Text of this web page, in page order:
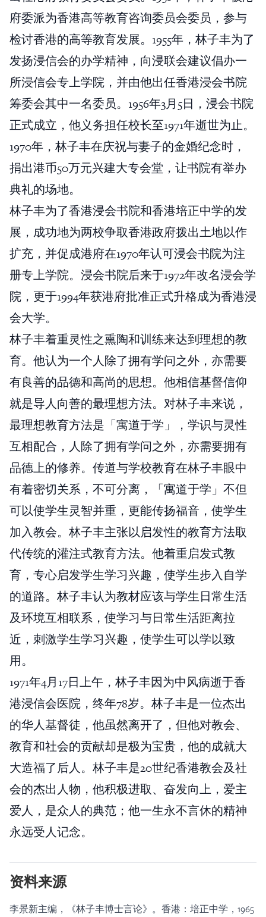
府委派为香港高等教育咨询委员会委员，参与
检讨香港的高等教育发展。1955年，林子丰为了
发扬浸信会的办学精神，向浸联会建议倡办一
所浸信会专上学院，并由他出任香港浸会书院
筹委会其中一名委员。1956年3月5日，浸会书院
正式成立，他义务担任校长至1971年逝世为止。
1970年，林子丰在庆祝与妻子的金婚纪念时，
捐出港币50万元兴建大专会堂，让书院有举办
典礼的场地。
林子丰为了香港浸会书院和香港培正中学的发
展，成功地为两校争取香港政府拨出土地以作
扩充，并促成港府在1970年认可浸会书院为注
册专上学院。浸会书院后来于1972年改名浸会学
院，更于1994年获港府批准正式升格成为香港浸
会大学。
林子丰着重灵性之熏陶和训练来达到理想的教
育。他认为一个人除了拥有学问之外，亦需要
有良善的品德和高尚的思想。他相信基督信仰
就是导人向善的最理想方法。对林子丰来说，
最理想教育方法是「寓道于学」，学识与灵性
互相配合，人除了拥有学问之外，亦需要拥有
品德上的修养。传道与学校教育在林子丰眼中
有着密切关系，不可分离，「寓道于学」不但
可以使学生灵智并重，更能传扬福音，使学生
加入教会。林子丰主张以启发性的教育方法取
代传统的灌注式教育方法。他着重启发式教
育，专心启发学生学习兴趣，使学生步入自学
的道路。林子丰认为教材应该与学生日常生活
及环境互相联系，使学习与日常生活距离拉
近，刺激学生学习兴趣，使学生可以学以致
用。
1971年4月17日上午，林子丰因为中风病逝于香
港浸信会医院，终年78岁。林子丰是一位杰出
的华人基督徒，他虽然离开了，但他对教会、
教育和社会的贡献却是极为宝贵，他的成就大
大造福了后人。林子丰是20世纪香港教会及社
会的杰出人物，他积极进取、奋发向上，爱主
爱人，是众人的典范；他一生永不言休的精神
永远受人记念。
资料来源
李景新主编，《林子丰博士言论》。香港：培正中学，1965